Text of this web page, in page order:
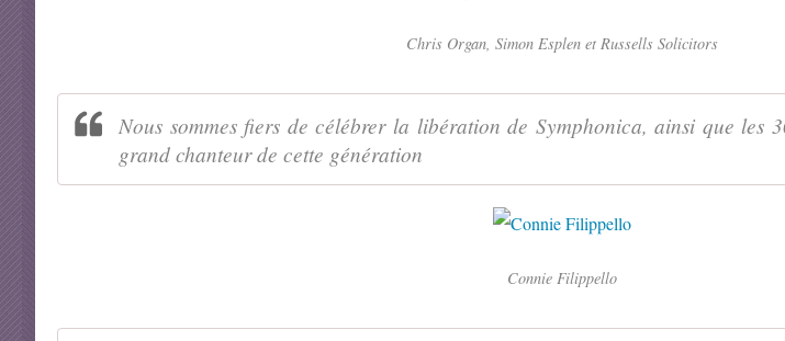
Chris Organ, Simon Esplen et Russells Solicitors
Nous sommes fiers de célébrer la libération de Symphonica, ainsi que les
grand chanteur de cette génération
Connie Filippello